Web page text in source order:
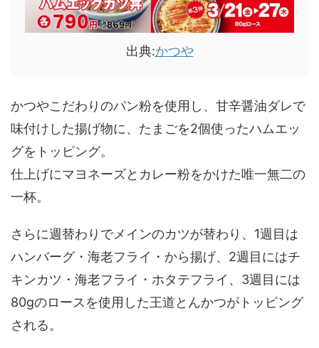
出典:かつや
かつやこだわりのパン粉を使用し、甘辛醤油ダレで
味付けした揚げ物に、たまごを2個使ったハムエッ
グをトッピング。
仕上げにマヨネーズとカレー粉をかけた唯一無二の
一杯。
さらに週替わりでメインのカツが替わり、1週目は
ハンバーグ・海老フライ・から揚げ、2週目にはチ
キンカツ・海老フライ・ホタテフライ、3週目には
80gのロースを使用した王道とんかつがトッピング
される。